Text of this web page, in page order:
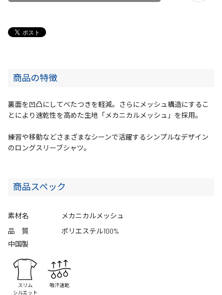
商品の特徴
裏面を凹凸にしてべたつきを軽減。さらにメッシュ構造にするこ
とにより速乾性を高めた生地「メカニカルメッシュ」を採用。
練習や移動などさまざまなシーンで活躍するシンプルなデザイン
のロングスリーブシャツ。
商品スペック
素材名
メカニカルメッシュ
品 質
ポリエステル100%
中国製
スリム
シルエット
吸汗速乾